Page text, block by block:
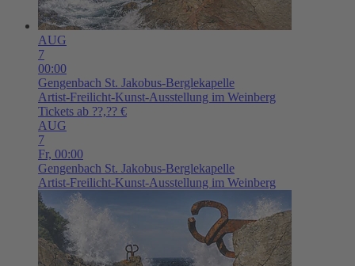
AUG
7
00:00
Gengenbach St. Jakobus-Berglekapelle
Artist-Freilicht-Kunst-Ausstellung im Weinberg
Tickets ab ??,?? €
AUG
7
Fr, 00:00
Gengenbach St. Jakobus-Berglekapelle
Artist-Freilicht-Kunst-Ausstellung im Weinberg